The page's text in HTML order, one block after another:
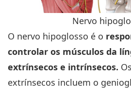
Nervo
O nervo hipoglosso é o
controlar os músculos da
extrínsecos e intrínsecos.
extrínsecos incluem o